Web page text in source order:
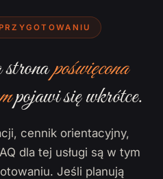
poświęcona
pojawi się wkrótce.
cennik orientacyjny,
dla tej usługi są w tym
Jeśli planują